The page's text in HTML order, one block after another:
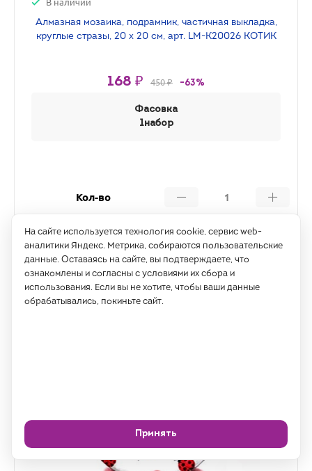
Алмазная мозаика, подрамник, частичная выкладка,
круглые стразы, 20 х 20 см, арт. LM-K20026 КОТИК
168 ₽ 450 ₽ -63%
Фасовка
1набор
Кол-во
Купить
На сайте используется технология cookie, сервис web-
аналитики Яндекс. Метрика, собираются пользовательские
данные. Оставаясь на сайте, вы подтверждаете, что
ознакомлены и согласны с условиями их сбора и
использования. Если вы не хотите, чтобы ваши данные
обрабатывались, покиньте сайт.
Принять